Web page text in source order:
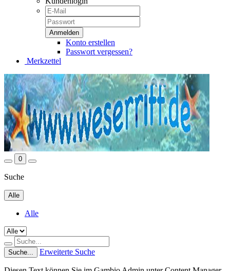
Konto erstellen
Passwort vergessen?
Merkzettel
0
Suche
Alle
Alle
Suche... Erweiterte Suche